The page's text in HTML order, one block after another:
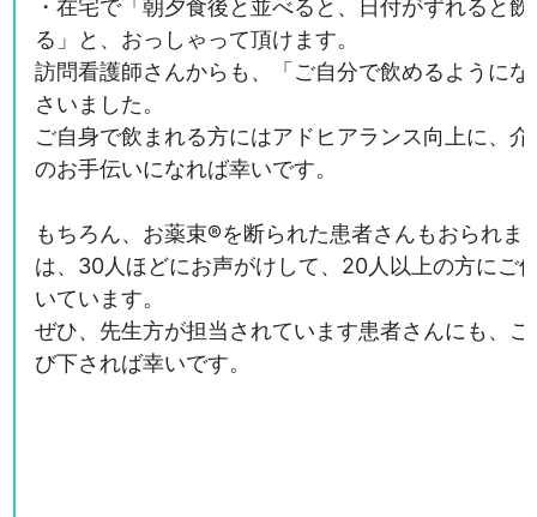
・在宅で「朝夕食後と並べると、日付がずれると
る」と、おっしゃって頂けます。
訪問看護師さんからも、「ご自分で飲めるように
さいました。
ご自身で飲まれる方にはアドヒアランス向上に、
のお手伝いになれば幸いです。
もちろん、お薬束®を断られた患者さんもおられま
は、30人ほどにお声がけして、20人以上の方にご
いています。
ぜひ、先生方が担当されています患者さんにも、
び下されば幸いです。